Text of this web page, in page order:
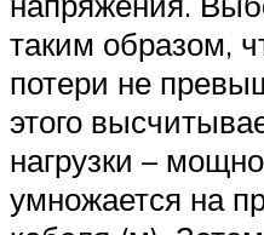
таким образом,
потери не
этого
нагрузки –
умножается на